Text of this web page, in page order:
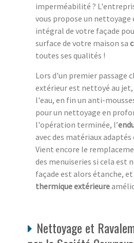
imperméabilité ?
vous propose un
intégral de votre façade
surface de votre maison sa
toutes ses qualités !
Lors d'un premier passage
extérieur est nettoyé au
l'eau, en fin un anti-
pour un nettoyage en
l'opération terminée, l’
avec des matériaux
Vient encore le
des menuiseries si cela est
façade est alors étanche,
thermique extérieure
Nettoyage et